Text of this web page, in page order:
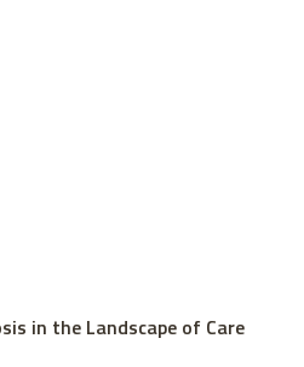
in the Landscape of Care